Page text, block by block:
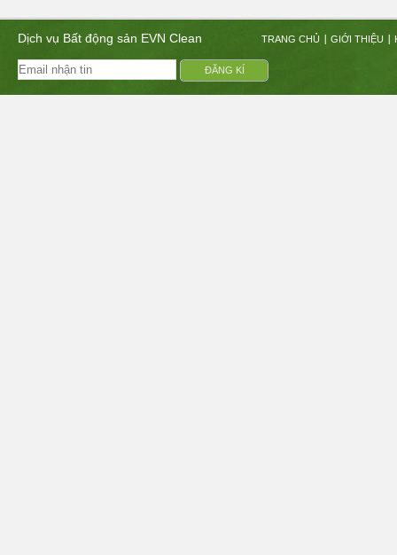
Dịch vụ Bất động sản EVN Clean TRANG CHỦ GIỚI THIỆU